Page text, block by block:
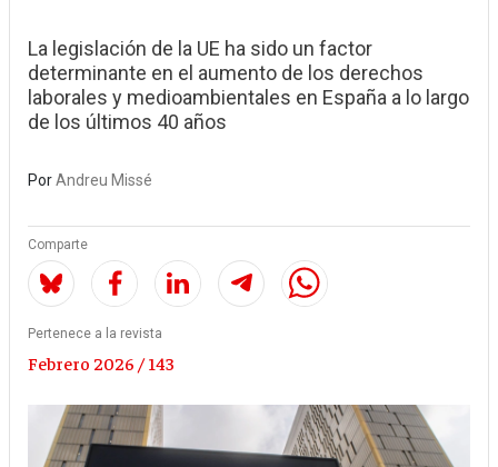
La legislación de la UE ha sido un factor
determinante en el aumento de los derechos
laborales y medioambientales en España a lo largo
de los últimos 40 años
PorAndreu Missé
Comparte
Pertenece a la revista
Febrero 2026 / 143